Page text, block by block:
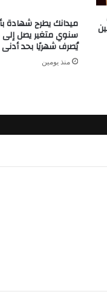
ميدانك يطرح شهادة
يُصرف شهريًا بحد أدنى
منذ يومين